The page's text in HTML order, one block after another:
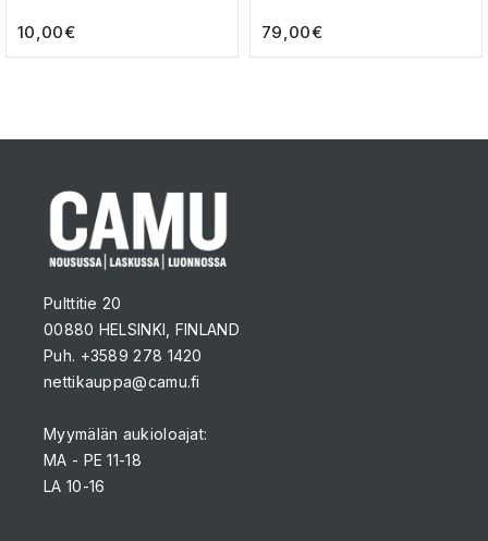
10,00€ 79,00€
Pulttitie 20
00880 HELSINKI, FINLAND
Puh. +3589 278 1420
nettikauppa@camu.fi
Myymälän aukioloajat:
MA - PE 11-18
LA 10-16